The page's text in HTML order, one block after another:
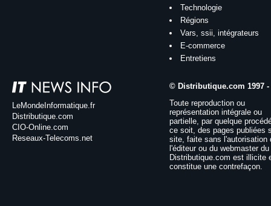
Technologie
Régions
Vars, ssii, intégrateurs
E-commerce
Entretiens
LeMondeInformatique.fr
Distributique.com
CIO-Online.com
Reseaux-Telecoms.net
© Distributique.com 1997 -
Toute reproduction ou
représentation intégrale ou
partielle, par quelque
ce soit, des pages publiées
site, faite sans l'autorisation
l'éditeur ou du webmaster
Distributique.com est illicite
constitue une contrefaçon.